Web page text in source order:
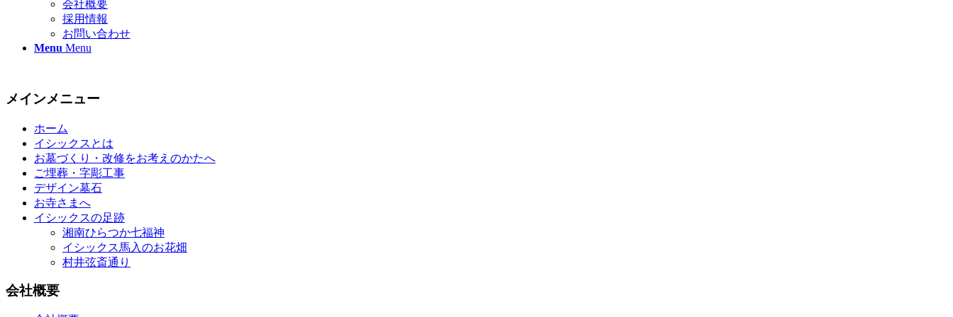
会社概要
採用情報
お問い合わせ
Menu Menu
メインメニュー
ホーム
イシックスとは
お墓づくり・改修をお考えのかたへ
ご埋葬・字彫工事
デザイン墓石
お寺さまへ
イシックスの足跡
湘南ひらつか七福神
イシックス馬入のお花畑
村井弦斎通り
会社概要